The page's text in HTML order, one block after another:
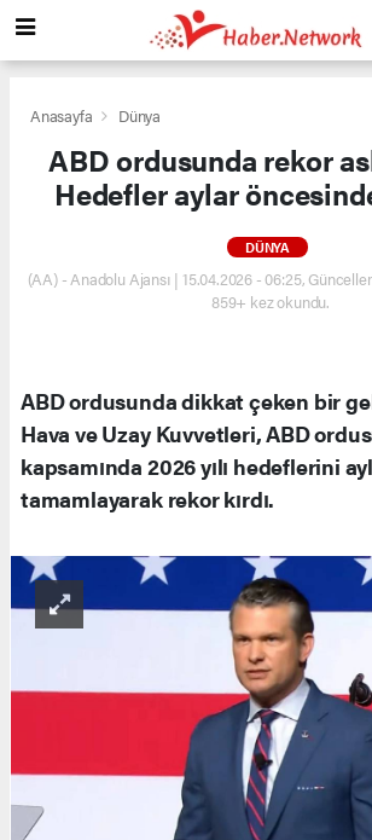
Anasayfa Dünya
ABD ordusunda rekor
Hedefler aylar
DÜNYA
(AA) - Anadolu Ajansı | 15.04.2026 - 06:25,
859+ kez okundu.
ABD ordusunda dikkat çeken bir
Hava ve Uzay Kuvvetleri, ABD
kapsamında 2026 yılı hedeflerini
tamamlayarak rekor kırdı.